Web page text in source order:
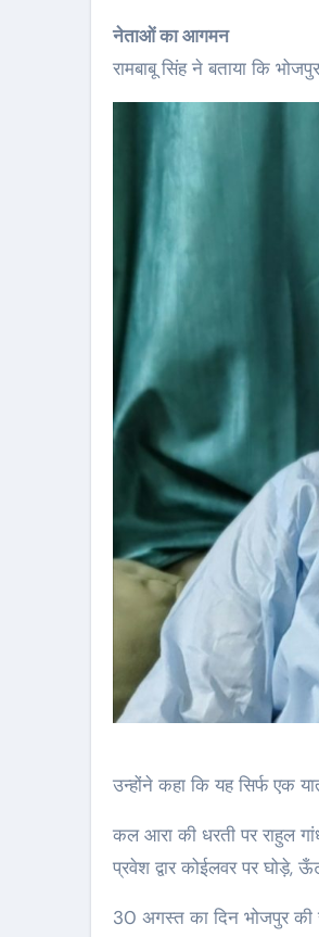
नेताओं का आगमन
रामबाबू सिंह ने बताया कि
उन्होंने कहा कि यह सिर्फ एक
कल आरा की धरती पर राहुल
प्रवेश द्वार कोईलवर पर
30 अगस्त का दिन भोजपुर की